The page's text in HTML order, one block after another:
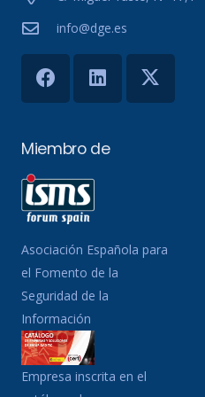
info@dge.es
Miembro de
Asociación Española para
el Fomento de la
Seguridad de la
Información
Empresa inscrita en el